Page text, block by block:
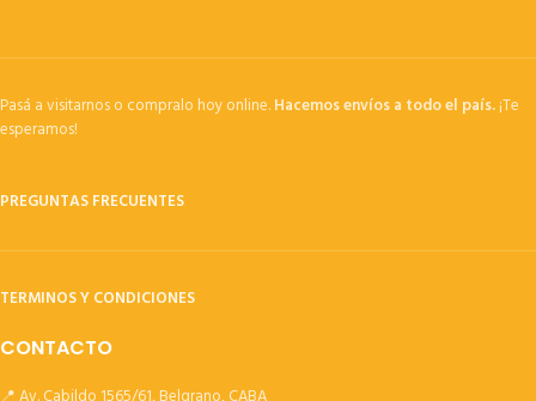
Pasá a visitarnos o compralo hoy online.Hacemos envíos a todo el país.¡Te
esperamos!
PREGUNTAS FRECUENTES
TERMINOS Y CONDICIONES
CONTACTO